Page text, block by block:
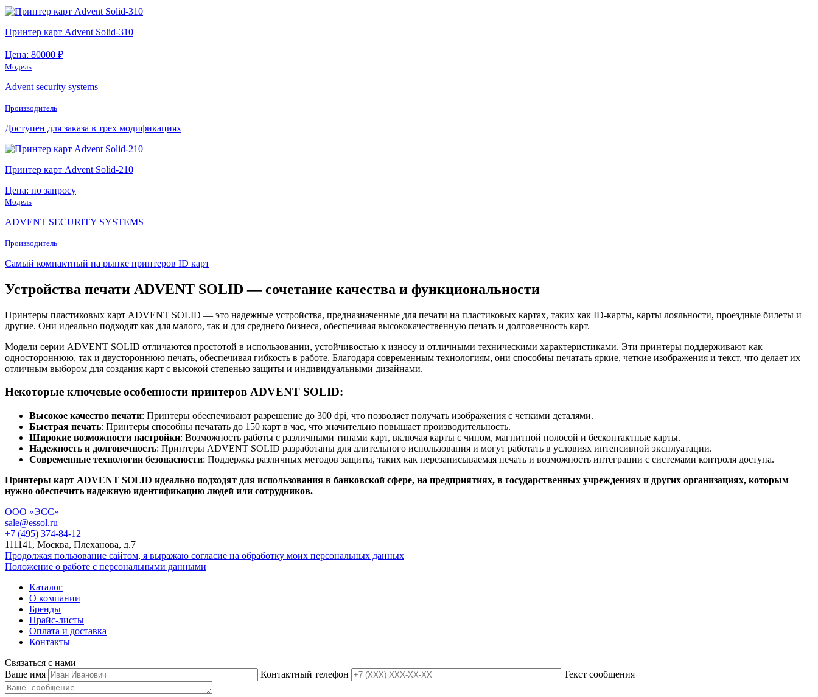
Принтер карт Advent Solid-310
Цена: 80000 ₽
Модель
Advent security systems
Производитель
Доступен для заказа в трех модификациях
Принтер карт Advent Solid-210
Цена: по запросу
Модель
ADVENT SECURITY SYSTEMS
Производитель
Самый компактный на рынке принтеров ID карт
Устройства печати ADVENT SOLID — сочетание качества и функциональности
Принтеры пластиковых карт ADVENT SOLID — это надежные устройства, предназначенные для печати на пластиковых картах, таких как ID-карты, карты лояльности, проездные билеты и
другие. Они идеально подходят как для малого, так и для среднего бизнеса, обеспечивая высококачественную печать и долговечность карт.
Модели серии ADVENT SOLID отличаются простотой в использовании, устойчивостью к износу и отличными техническими характеристиками. Эти принтеры поддерживают как
одностороннюю, так и двустороннюю печать, обеспечивая гибкость в работе. Благодаря современным технологиям, они способны печатать яркие, четкие изображения и текст, что делает их
отличным выбором для создания карт с высокой степенью защиты и индивидуальными дизайнами.
Некоторые ключевые особенности принтеров ADVENT SOLID:
Высокое качество печати: Принтеры обеспечивают разрешение до 300 dpi, что позволяет получать изображения с четкими деталями.
Быстрая печать: Принтеры способны печатать до 150 карт в час, что значительно повышает производительность.
Широкие возможности настройки: Возможность работы с различными типами карт, включая карты с чипом, магнитной полосой и бесконтактные карты.
Надежность и долговечность: Принтеры ADVENT SOLID разработаны для длительного использования и могут работать в условиях интенсивной эксплуатации.
Современные технологии безопасности: Поддержка различных методов защиты, таких как перезаписываемая печать и возможность интеграции с системами контроля доступа.
Принтеры карт ADVENT SOLID идеально подходят для использования в банковской сфере, на предприятиях, в государственных учреждениях и других организациях, которым
нужно обеспечить надежную идентификацию людей или сотрудников.
ООО «ЭСС»
sale@essol.ru
+7 (495) 374-84-12
111141, Москва, Плеханова, д.7
Продолжая пользование сайтом, я выражаю согласие на обработку моих персональных данных
Положение о работе с персональными данными
Каталог
О компании
Бренды
Прайс-листы
Оплата и доставка
Контакты
Связаться с нами
Ваше имя
Контактный телефон Текст сообщения